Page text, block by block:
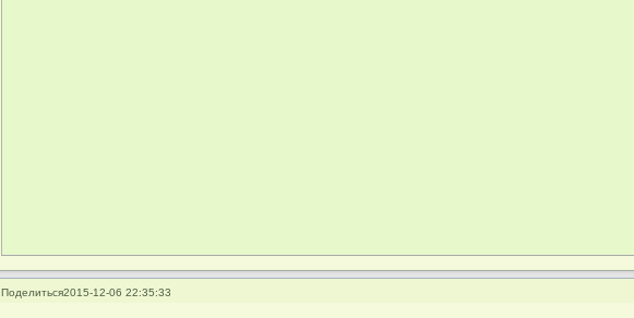
Поделиться2015-12-06 22:35:33